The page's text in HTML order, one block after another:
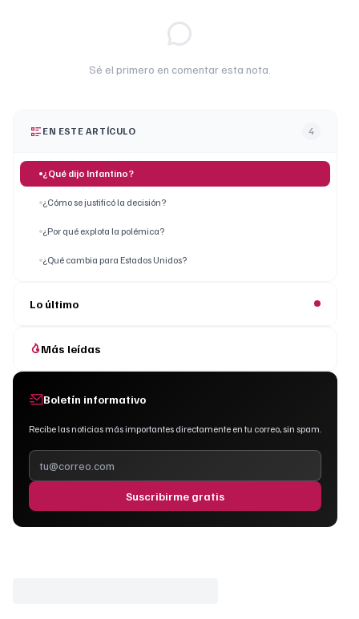
Sé el primero en comentar esta nota.
EN ESTE ARTÍCULO 4
¿Qué dijo Infantino?
¿Cómo se justificó la decisión?
¿Por qué explota la polémica?
¿Qué cambia para Estados Unidos?
Lo último
Más leídas
Boletín informativo
Recibe las noticias más importantes directamente en tu correo, sin spam.
Suscribirme gratis